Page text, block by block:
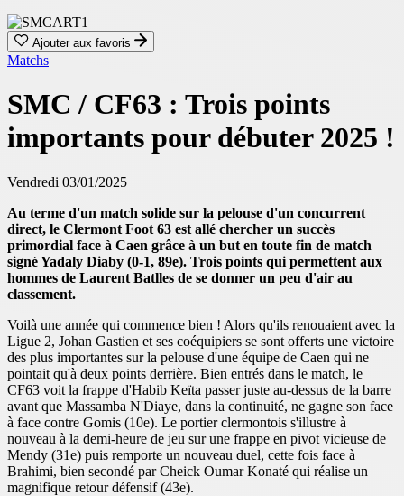
Ajouter aux favoris
Matchs
SMC / CF63 : Trois points
importants pour débuter 2025 !
Vendredi 03/01/2025
Au terme d'un match solide sur la pelouse d'un concurrent
direct, le Clermont Foot 63 est allé chercher un succès
primordial face à Caen grâce à un but en toute fin de match
signé Yadaly Diaby (0-1, 89e). Trois points qui permettent aux
hommes de Laurent Batlles de se donner un peu d'air au
classement.
Voilà une année qui commence bien ! Alors qu'ils renouaient avec la
Ligue 2, Johan Gastien et ses coéquipiers se sont offerts une victoire
des plus importantes sur la pelouse d'une équipe de Caen qui ne
pointait qu'à deux points derrière. Bien entrés dans le match, le
CF63 voit la frappe d'Habib Keïta passer juste au-dessus de la barre
avant que Massamba N'Diaye, dans la continuité, ne gagne son face
à face contre Gomis (10e). Le portier clermontois s'illustre à
nouveau à la demi-heure de jeu sur une frappe en pivot vicieuse de
Mendy (31e) puis remporte un nouveau duel, cette fois face à
Brahimi, bien secondé par Cheick Oumar Konaté qui réalise un
magnifique retour défensif (43e).